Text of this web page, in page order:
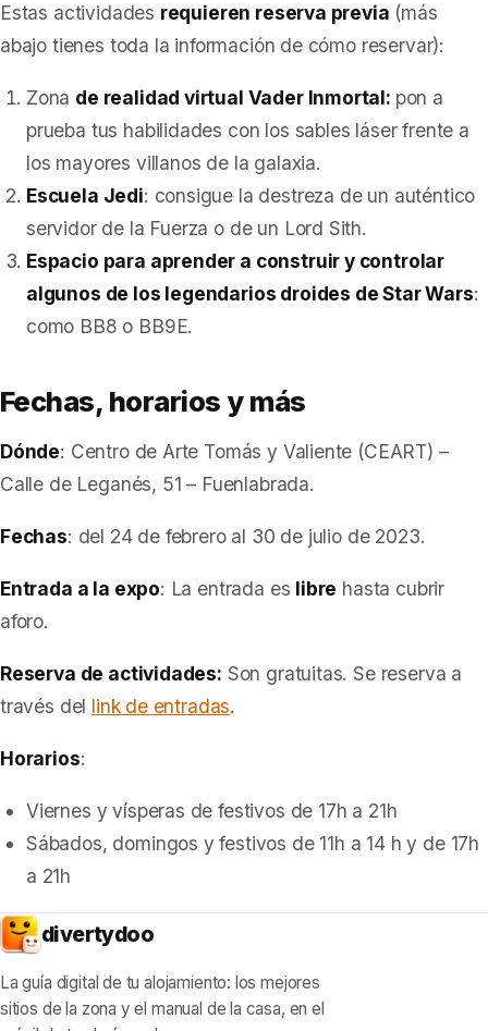
Estas actividades requieren reserva previa (más
abajo tienes toda la información de cómo reservar):
Zona de realidad virtual Vader Inmortal: pon a
prueba tus habilidades con los sables láser frente a
los mayores villanos de la galaxia.
Escuela Jedi: consigue la destreza de un auténtico
servidor de la Fuerza o de un Lord Sith.
Espacio para aprender a construir y controlar
algunos de los legendarios droides de Star Wars:
como BB8 o BB9E.
Fechas, horarios y más
Dónde: Centro de Arte Tomás y Valiente (CEART) –
Calle de Leganés, 51 – Fuenlabrada.
Fechas: del 24 de febrero al 30 de julio de 2023.
Entrada a la expo: La entrada es libre hasta cubrir
aforo.
Reserva de actividades: Son gratuitas. Se reserva a
través del link de entradas.
Horarios:
Viernes y vísperas de festivos de 17h a 21h
Sábados, domingos y festivos de 11h a 14 h y de 17h
a 21h
divertydoo
La guía digital de tu alojamiento: los mejores
sitios de la zona y el manual de la casa, en el